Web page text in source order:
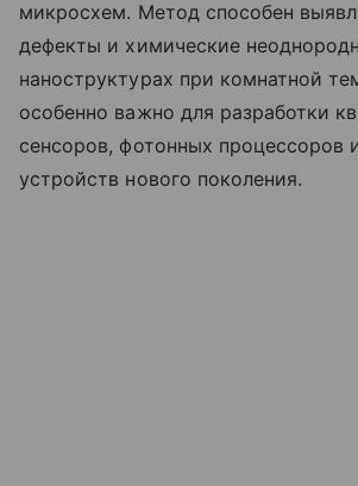
микросхем. Метод способен
дефекты и химические
наноструктурах при комнатной
особенно важно для разработки
сенсоров, фотонных процессоров
устройств нового поколения.